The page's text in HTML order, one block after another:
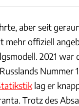
aber seit
mehr offiziell
2021 war
Nummer
lag er
Trotz des